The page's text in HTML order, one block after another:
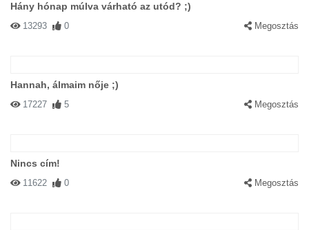
Hány hónap múlva várható az utód? ;)
13293 0 Megosztás
Hannah, álmaim nője ;)
17227 5 Megosztás
Nincs cím!
11622 0 Megosztás